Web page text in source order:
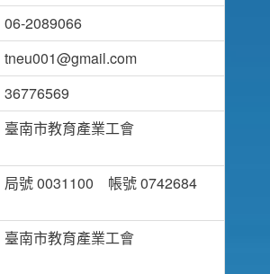
06-2089066
tneu001@gmail.com
36776569
臺南市教育產業工會
局號 0031100 帳號 0742684
臺南市教育產業工會